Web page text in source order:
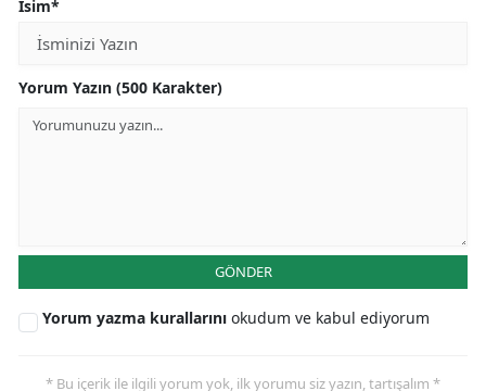
İsim*
Yorum Yazın (500 Karakter)
GÖNDER
Yorum yazma kurallarını okudum ve kabul ediyorum
* Bu içerik ile ilgili yorum yok, ilk yorumu siz yazın, tartışalım *